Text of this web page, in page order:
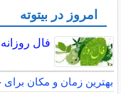
امروز در بیتوته
فال روزانه - شنبه
بهترین زمان و مکان